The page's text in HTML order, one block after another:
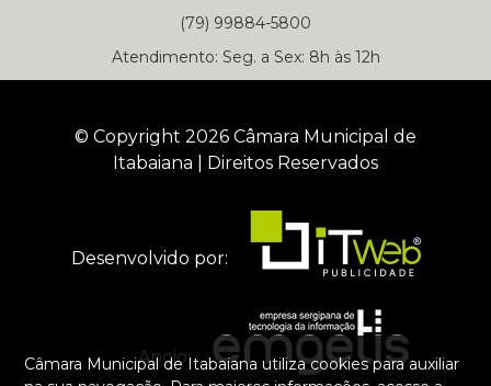
Câmara Municipal de Itabaiana utiliza cookies para auxiliar
(79) 99884-5800
Atendimento: Seg. a Sex: 8h às 12h
© Copyright 2026 Câmara Municipal de
Itabaiana | Direitos Reservados
Desenvolvido por:
Apoio: